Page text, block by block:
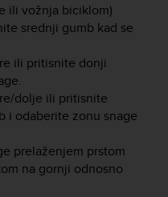
ili vožnja biciklom)
srednji gumb kad se
ili pritisnite donji
dolje ili pritisnite
i odaberite zonu snage
prelaženjem prstom
na gornji odnosno